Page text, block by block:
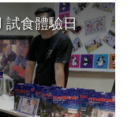
食體驗日